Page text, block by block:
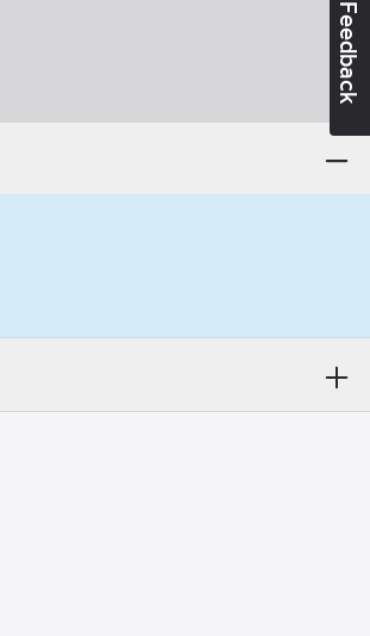
Feedback